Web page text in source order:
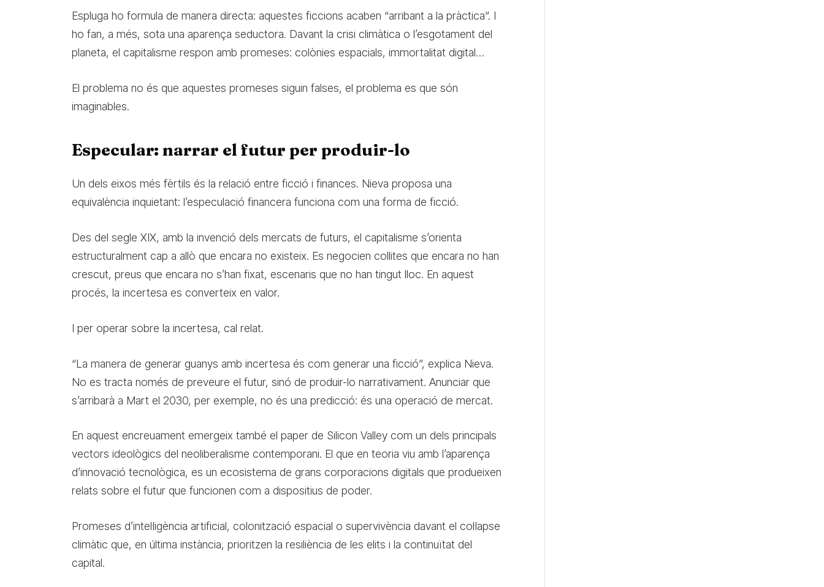
Espluga ho formula de manera directa: aquestes ficcions acaben “arribant a la pràctica”. I
ho fan, a més, sota una aparença seductora. Davant la crisi climàtica o l’esgotament del
planeta, el capitalisme respon amb promeses: colònies espacials, immortalitat digital…
El problema no és que aquestes promeses siguin falses, el problema es que són
imaginables.
Especular: narrar el futur per produir-lo
Un dels eixos més fèrtils és la relació entre ficció i finances. Nieva proposa una
equivalència inquietant: l’especulació financera funciona com una forma de ficció.
Des del segle XIX, amb la invenció dels mercats de futurs, el capitalisme s’orienta
estructuralment cap a allò que encara no existeix. Es negocien collites que encara no han
crescut, preus que encara no s’han fixat, escenaris que no han tingut lloc. En aquest
procés, la incertesa es converteix en valor.
I per operar sobre la incertesa, cal relat.
“La manera de generar guanys amb incertesa és com generar una ficció”, explica Nieva.
No es tracta només de preveure el futur, sinó de produir-lo narrativament. Anunciar que
s’arribarà a Mart el 2030, per exemple, no és una predicció: és una operació de mercat.
En aquest encreuament emergeix també el paper de Silicon Valley com un dels principals
vectors ideològics del neoliberalisme contemporani. El que en teoria viu amb l’aparença
d’innovació tecnològica, es un ecosistema de grans corporacions digitals que produeixen
relats sobre el futur que funcionen com a dispositius de poder.
Promeses d’intel·ligència artificial, colonització espacial o supervivència davant el col·lapse
climàtic que, en última instància, prioritzen la resiliència de les elits i la continuïtat del
capital.